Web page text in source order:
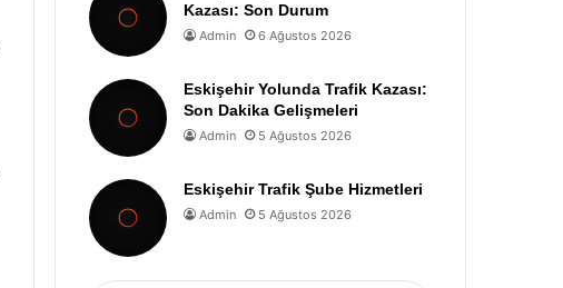
Kazası: Son Durum
Admin 6 Ağustos 2026
Eskişehir Yolunda Trafik Kazası:
Son Dakika Gelişmeleri
Admin 5 Ağustos 2026
Eskişehir Trafik Şube Hizmetleri
Admin 5 Ağustos 2026